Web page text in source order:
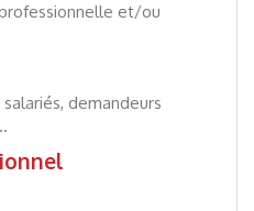
et/ou
demandeurs